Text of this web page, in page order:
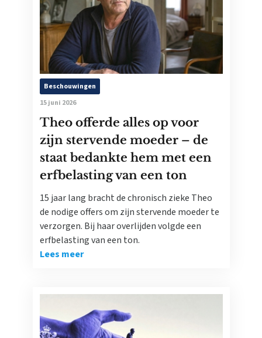
Beschouwingen
15 juni 2026
Theo offerde alles op voor
zijn stervende moeder – de
staat bedankte hem met een
erfbelasting van een ton
15 jaar lang bracht de chronisch zieke Theo
de nodige offers om zijn stervende moeder te
verzorgen. Bij haar overlijden volgde een
erfbelasting van een ton.
Lees meer